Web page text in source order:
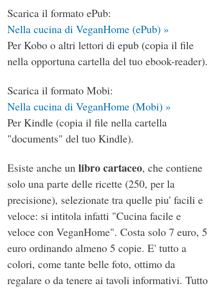
Scarica il formato ePub:
Nella cucina di VeganHome (ePub) »
Per Kobo o altri lettori di epub (copia il file
nella opportuna cartella del tuo ebook-reader).
Scarica il formato Mobi:
Nella cucina di VeganHome (Mobi) »
Per Kindle (copia il file nella cartella
"documents" del tuo Kindle).
Esiste anche un libro cartaceo, che contiene
solo una parte delle ricette (250, per la
precisione), selezionate tra quelle piu' facili e
veloce: si intitola infatti "Cucina facile e
veloce con VeganHome". Costa solo 7 euro, 5
euro ordinando almeno 5 copie. E' tutto a
colori, come tante belle foto, ottimo da
regalare o da tenere ai tavoli informativi. Tutto